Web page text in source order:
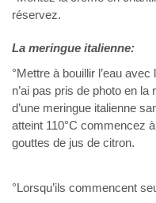
réservez.
La meringue italienne:
°Mettre à bouillir l’eau
n’ai pas pris de photo en
d’une meringue italienne
atteint 110°C commencez
gouttes de jus de citron.
°Lorsqu’ils commencent